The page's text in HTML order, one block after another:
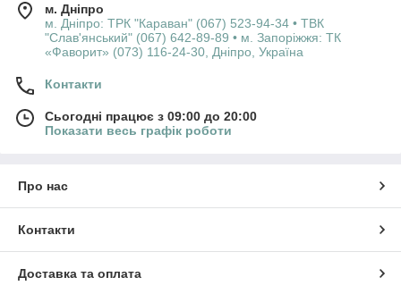
м. Дніпро
м. Дніпро: ТРК "Караван" (067) 523-94-34 • ТВК
"Слав'янський" (067) 642-89-89 • м. Запоріжжя: ТК
«Фаворит» (073) 116-24-30, Дніпро, Україна
Контакти
Сьогодні працює з 09:00 до 20:00
Показати весь графік роботи
Про нас
Контакти
Доставка та оплата